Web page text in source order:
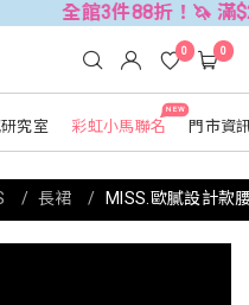
3件88折！🦄 滿$2500折
究室
NEW
彩虹小馬聯名 門市資
0 0
長裙 MISS.歐膩設計款